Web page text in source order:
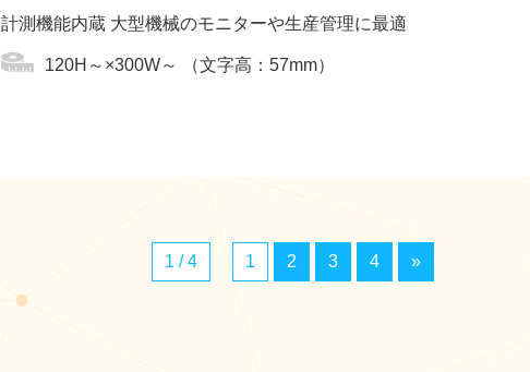
計測機能内蔵 大型機械のモニターや生産管理に最適
120H～×300W～ （文字高：57mm）
1 / 4 1 2 3 4 »